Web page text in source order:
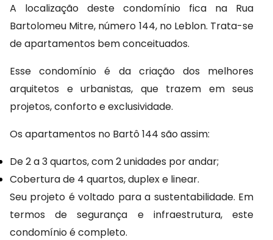
A localização deste condomínio fica na Rua
Bartolomeu Mitre, número 144, no Leblon. Trata-se
de apartamentos bem conceituados.
Esse condomínio é da criação dos melhores
arquitetos e urbanistas, que trazem em seus
projetos, conforto e exclusividade.
Os apartamentos no Bartô 144 são assim:
De 2 a 3 quartos, com 2 unidades por andar;
Cobertura de 4 quartos, duplex e linear.
Seu projeto é voltado para a sustentabilidade. Em
termos de segurança e infraestrutura, este
condomínio é completo.